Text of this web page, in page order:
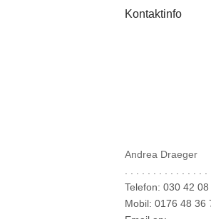
Kontaktinfo
Andrea Draeger
Telefon: 030 42 08
Mobil: 0176 48 36